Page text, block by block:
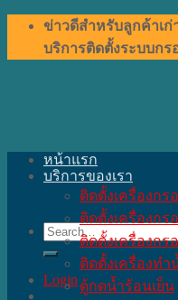
Skip
content
ข่าวดีสำหรับลูกค้าเก่
บริการติดตั้งระบบกร
Search
for:
Login
หน้าแรก
บริการของเรา
ติดตั้งเครื่องกร
ติดตั้งเครื่องกร
ติดตั้งเครื่องกร
ติดตั้งเครื่องทำ
ตู้กดน้ำร้อนเย็น